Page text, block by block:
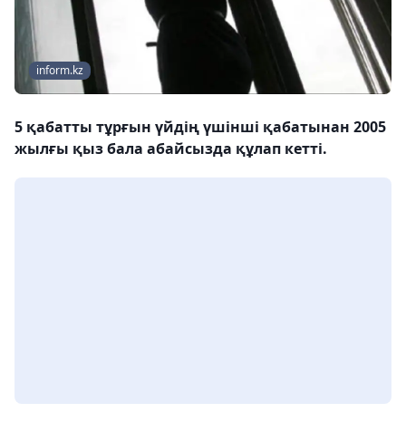
inform.kz
5 қабатты тұрғын үйдің үшінші қабатынан 2005
жылғы қыз бала абайсызда құлап кетті.